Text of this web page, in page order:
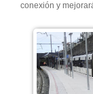
conexión y